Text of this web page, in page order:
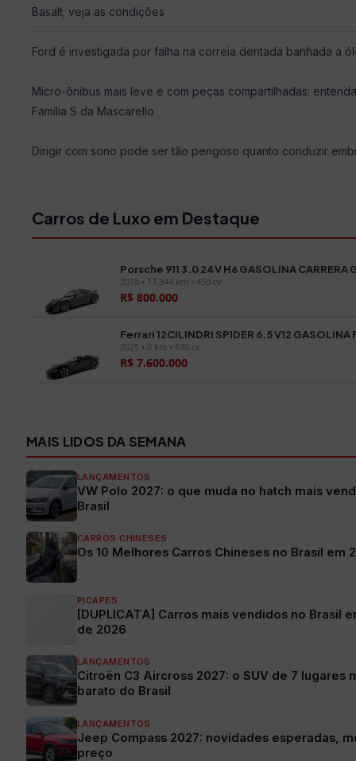
Basalt; veja as condições
Ford é investigada por falha na correia dentada banhada a
Micro-ônibus mais leve e com peças compartilhadas:
Família S da Mascarello
Dirigir com sono pode ser tão perigoso quanto conduzir
Carros de Luxo em Destaque
Porsche 911 3.0 24V H6 GASOLINA CARRERA
2018 • 17.344 km • 450 cv
R$ 800.000
Ferrari 12CILINDRI SPIDER 6.5 V12 GASOLINA
2025 • 0 km • 830 cv
R$ 7.600.000
MAIS LIDOS DA SEMANA
LANÇAMENTOS
VW Polo 2027: o que muda no hatch mais
Brasil
CARROS CHINESES
Os 10 Melhores Carros Chineses no Brasil em
PICAPES
[DUPLICATA] Carros mais vendidos no Brasil
de 2026
LANÇAMENTOS
Citroën C3 Aircross 2027: o SUV de 7 lugares
barato do Brasil
LANÇAMENTOS
Jeep Compass 2027: novidades esperadas,
preço